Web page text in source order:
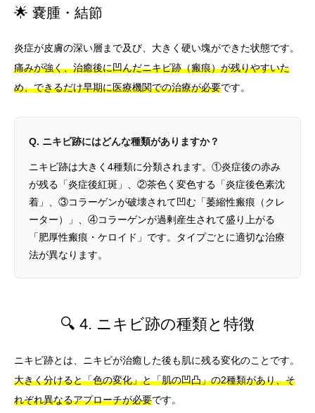
🌟 嚢腫・結節
炎症が皮膚の深い層まで及び、大きく硬い塊ができた状態です。
痛みが強く、治癒後に凹んだニキビ跡（瘢痕）が残りやすいた
め、できるだけ早期に医療機関での治療が必要です。
Q. ニキビ跡にはどんな種類がありますか？
ニキビ跡は大きく4種類に分類されます。①炎症後の赤み
が残る「炎症後紅斑」、②茶色く変色する「炎症後色素沈
着」、③コラーゲンが破壊されて凹む「萎縮性瘢痕（クレ
ーター）」、④コラーゲンが過剰産生されて盛り上がる
「肥厚性瘢痕・ケロイド」です。タイプごとに適切な治療
法が異なります。
🔍 4. ニキビ跡の種類と特徴
ニキビ跡とは、ニキビが治癒した後も肌に残る変化のことです。
大きく分けると「色の変化」と「肌の凹凸」の2種類があり、そ
れぞれ異なるアプローチが必要です。